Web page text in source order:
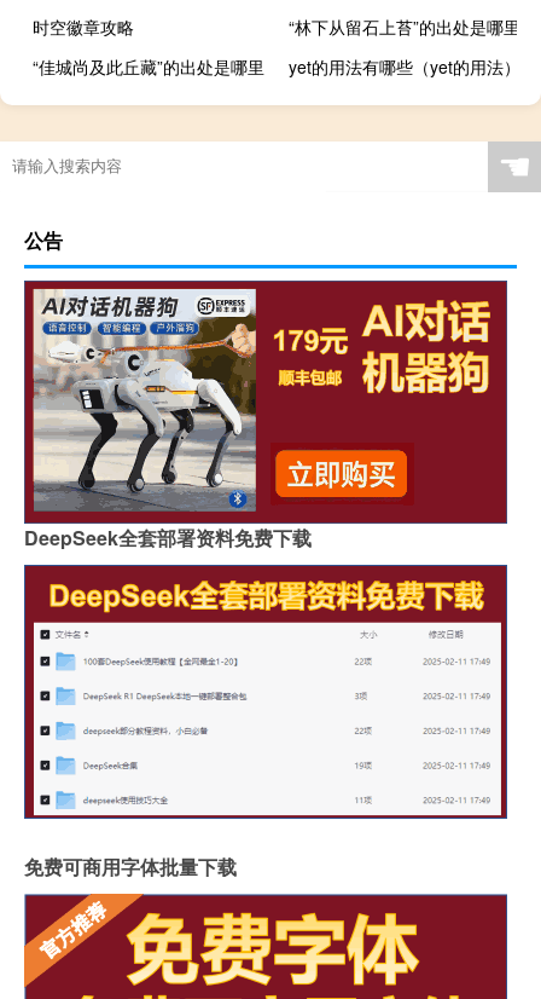
时空徽章攻略
“林下从留石上苔”的出处是哪里
“佳城尚及此丘藏”的出处是哪里
yet的用法有哪些（yet的用法）
☚
公告
DeepSeek全套部署资料免费下载
免费可商用字体批量下载